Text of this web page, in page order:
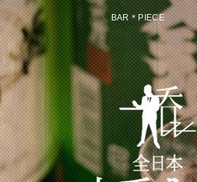
BAR＊PIECE